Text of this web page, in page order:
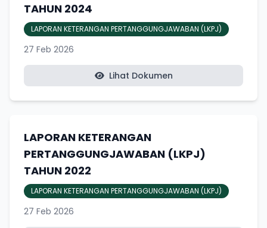
TAHUN 2024
LAPORAN KETERANGAN PERTANGGUNGJAWABAN (LKPJ)
27 Feb 2026
Lihat Dokumen
LAPORAN KETERANGAN
PERTANGGUNGJAWABAN (LKPJ)
TAHUN 2022
LAPORAN KETERANGAN PERTANGGUNGJAWABAN (LKPJ)
27 Feb 2026